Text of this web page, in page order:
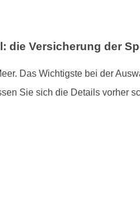
die Versicherung der
Das Wichtigste bei der
Sie sich die Details vorher